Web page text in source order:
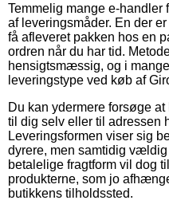
Temmelig mange e-handler
af leveringsmåder. En der
få afleveret pakken hos en
ordren når du har tid.
hensigtsmæssig, og i
leveringstype ved køb af
Du kan ydermere forsøge
til dig selv eller til adressen
Leveringsformen viser sig
dyrere, men samtidig
betalelige fragtform vil dog
produkterne, som jo
butikkens tilholdssted.